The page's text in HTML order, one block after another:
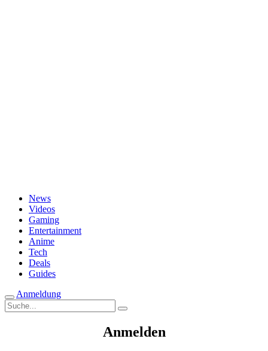
News
Videos
Gaming
Entertainment
Anime
Tech
Deals
Guides
Anmeldung
Suche
nach:
Anmelden